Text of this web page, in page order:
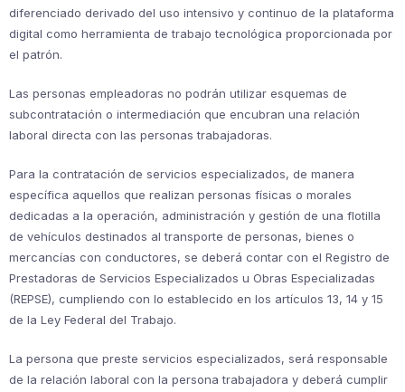
diferenciado derivado del uso intensivo y continuo de la plataforma
digital como herramienta de trabajo tecnológica proporcionada por
el patrón.
Las personas empleadoras no podrán utilizar esquemas de
subcontratación o intermediación que encubran una relación
laboral directa con las personas trabajadoras.
Para la contratación de servicios especializados, de manera
específica aquellos que realizan personas físicas o morales
dedicadas a la operación, administración y gestión de una flotilla
de vehículos destinados al transporte de personas, bienes o
mercancías con conductores, se deberá contar con el Registro de
Prestadoras de Servicios Especializados u Obras Especializadas
(REPSE), cumpliendo con lo establecido en los artículos 13, 14 y 15
de la Ley Federal del Trabajo.
La persona que preste servicios especializados, será responsable
de la relación laboral con la persona trabajadora y deberá cumplir